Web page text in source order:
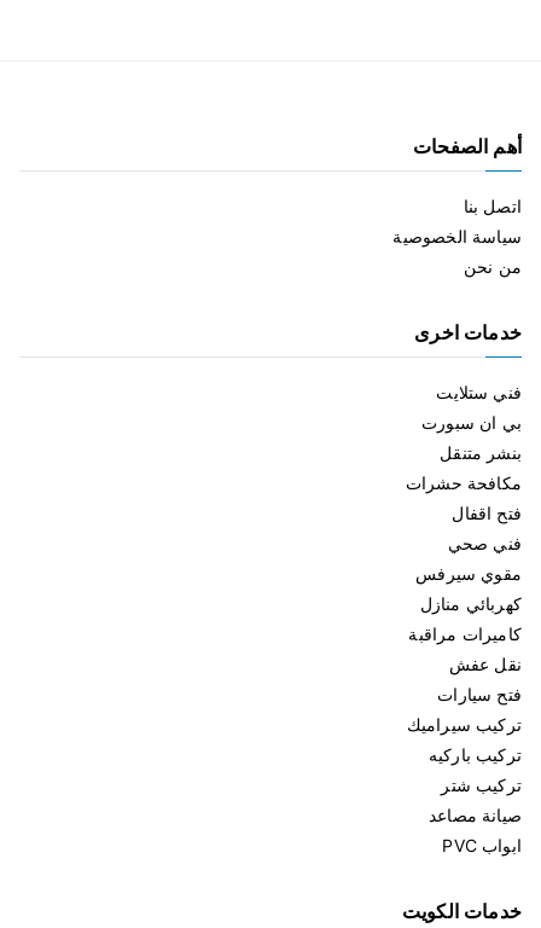
أهم الصفحات
اتصل بنا
سياسة الخصوصية
من نحن
خدمات اخرى
فني ستلايت
بي ان سبورت
بنشر متنقل
مكافحة حشرات
فتح اقفال
فني صحي
مقوي سيرفس
كهربائي منازل
كاميرات مراقبة
نقل عفش
فتح سيارات
تركيب سيراميك
تركيب باركيه
تركيب شتر
صيانة مصاعد
ابواب PVC
خدمات الكويت